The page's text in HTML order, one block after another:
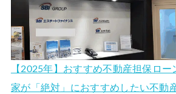
【2025年】おすすめ不動産担保ロ
家が「絶対」におすすめしたい不動